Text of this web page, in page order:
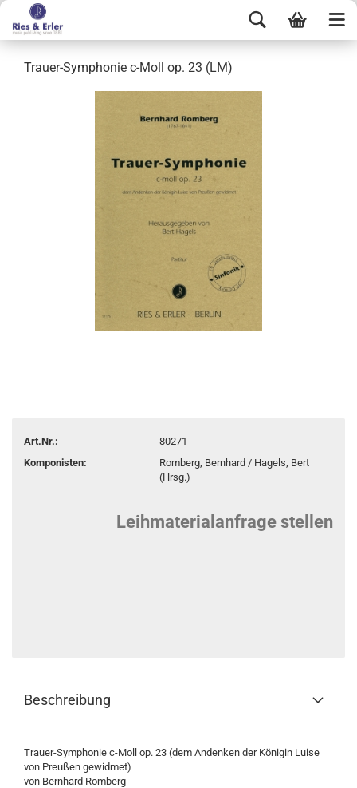
Trauer-Symphonie c-Moll op. 23 (LM)
Art.Nr.:
80271
Komponisten:
Romberg, Bernhard / Hagels, Bert
(Hrsg.)
Leihmaterialanfrage stellen
Beschreibung
Trauer-Symphonie c-Moll op. 23 (dem Andenken der Königin Luise
von Preußen gewidmet)
von Bernhard Romberg